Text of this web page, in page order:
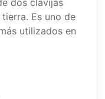
dos clavijas
Es uno de
utilizados en